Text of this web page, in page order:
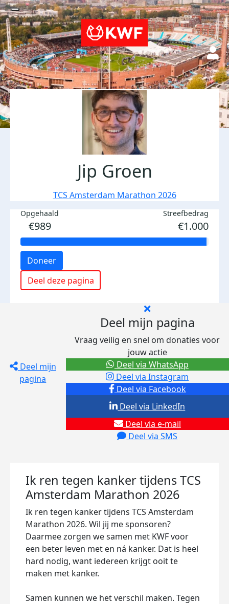
Jip Groen
TCS Amsterdam Marathon 2026
Opgehaald
€989
Streefbedrag
€1.000
Doneer
Deel deze pagina
Deel mijn
pagina
Deel mijn pagina
Vraag veilig en snel om donaties voor
jouw actie
Deel via Facebook
Deel via Instagram
Deel via e-mail
Deel via SMS
Deel via LinkedIn
Deel via WhatsApp
Ik ren tegen kanker tijdens TCS
Amsterdam Marathon 2026
Ik ren tegen kanker tijdens TCS Amsterdam
Marathon 2026. Wil jij me sponsoren?
Daarmee zorgen we samen met KWF voor
een beter leven met en ná kanker. Dat is heel
hard nodig, want iedereen krijgt ooit te
maken met kanker.
Samen kunnen we het verschil maken. Tegen